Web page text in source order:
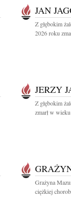
JAN
Z głębokim
2026 roku
JERZY
Z głębokim
zmarł w
Grażyna
ciężkiej